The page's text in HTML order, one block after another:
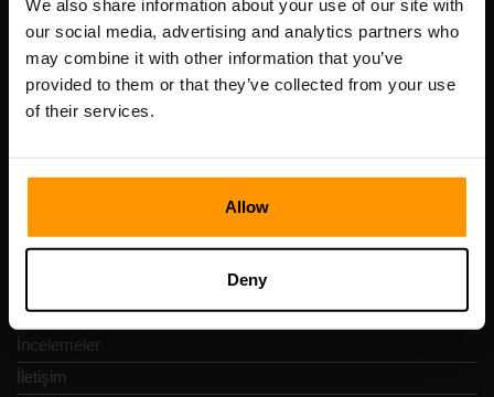
We also share information about your use of our site with
our social media, advertising and analytics partners who
may combine it with other information that you’ve
provided to them or that they’ve collected from your use
of their services.
Allow
Deny
Scalable Hosting Solutions OÜ
Tescil kodu: 14652605
KDV numarası: EE102133820
İncelemeler
İletişim